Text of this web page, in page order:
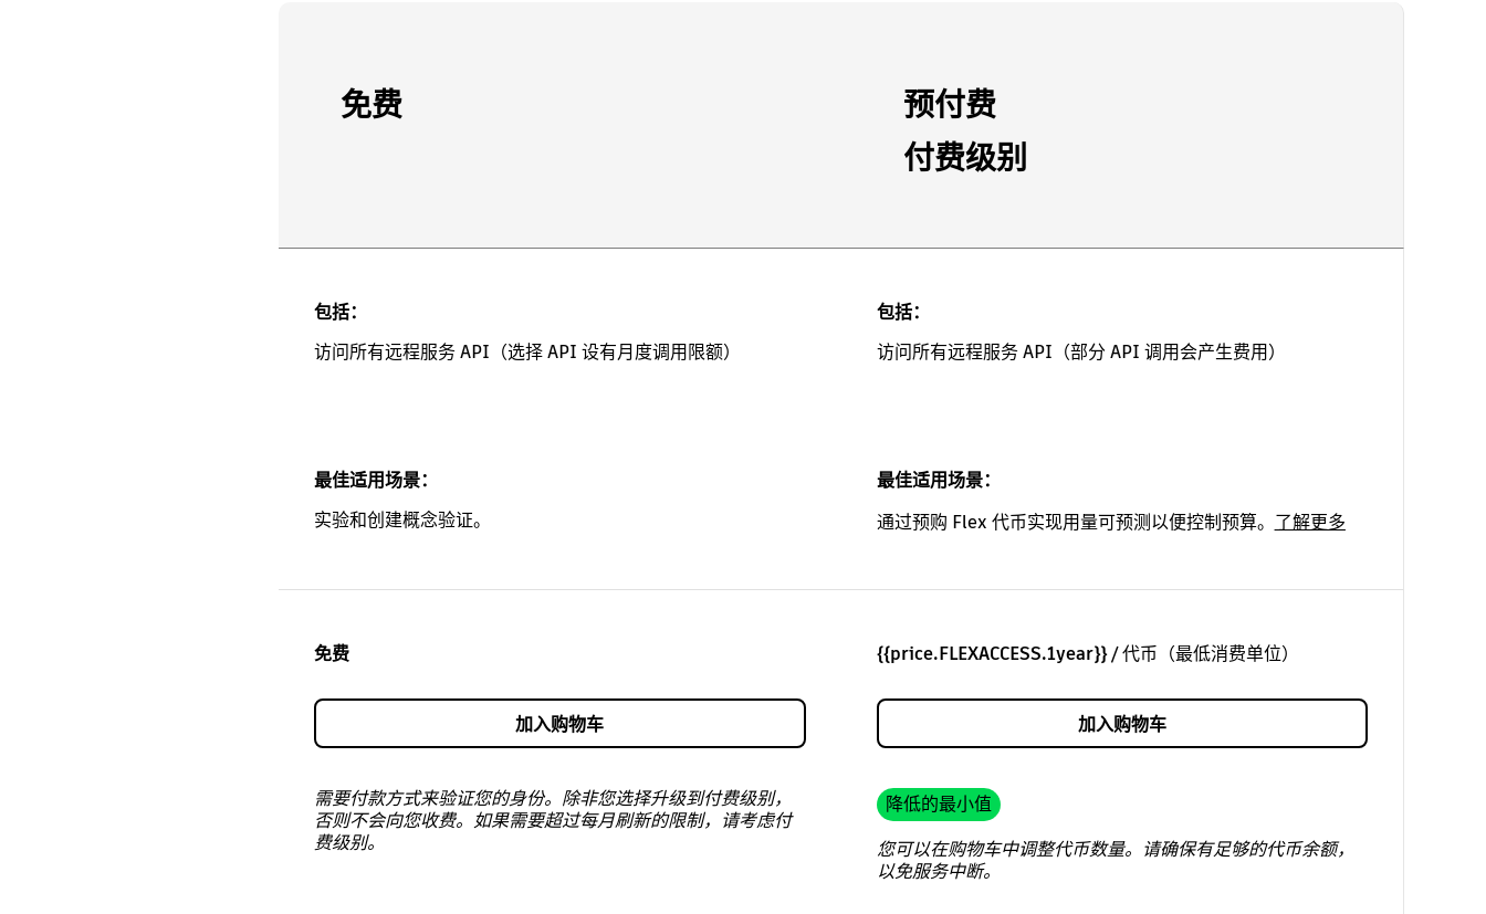
免费
预付费
付费级别
包括：
访问所有远程服务 API（选择 API 设有月度调用限额）
包括：
访问所有远程服务 API（部分 API 调用会产生费用）
最佳适用场景：
实验和创建概念验证。
最佳适用场景：
通过预购 Flex 代币实现用量可预测以便控制预算。 了解更多
免费
加入购物车
需要付款方式来验证您的身份。除非您选择升级到付费级别，
否则不会向您收费。如果需要超过每月刷新的限制，请考虑付
费级别。
{{price.FLEXACCESS.1year}}/代币（最低消费单位）
加入购物车
降低的最小值
您可以在购物车中调整代币数量。请确保有足够的代币余额，
以免服务中断。